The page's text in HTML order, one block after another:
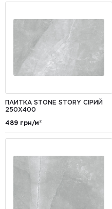
ПЛИТКА STONE STORY СІРИЙ
250X400
489 грн/м²